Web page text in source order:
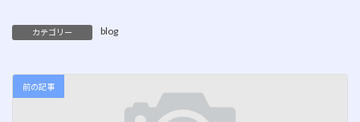
カテゴリー blog
前の記事